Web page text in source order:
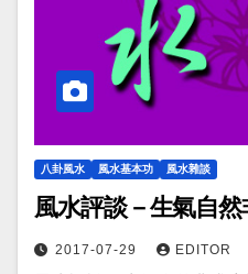
八卦風水 風水基本功 風水雜談
風水評談－生氣自
2017-07-29 EDITOR